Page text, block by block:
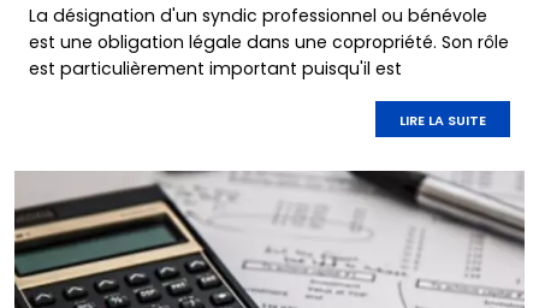
La désignation d'un syndic professionnel ou bénévole
est une obligation légale dans une copropriété. Son rôle
est particulièrement important puisqu'il est
notamment chargé de l'administration des parties
LIRE LA SUITE